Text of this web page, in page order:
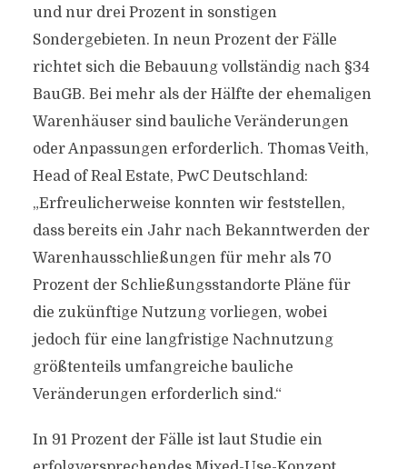
und nur drei Prozent in sonstigen
Sondergebieten. In neun Prozent der Fälle
richtet sich die Bebauung vollständig nach §34
BauGB. Bei mehr als der Hälfte der ehemaligen
Warenhäuser sind bauliche Veränderungen
oder Anpassungen erforderlich. Thomas Veith,
Head of Real Estate, PwC Deutschland:
„Erfreulicherweise konnten wir feststellen,
dass bereits ein Jahr nach Bekanntwerden der
Warenhausschließungen für mehr als 70
Prozent der Schließungsstandorte Pläne für
die zukünftige Nutzung vorliegen, wobei
jedoch für eine langfristige Nachnutzung
größtenteils umfangreiche bauliche
Veränderungen erforderlich sind.“
In 91 Prozent der Fälle ist laut Studie ein